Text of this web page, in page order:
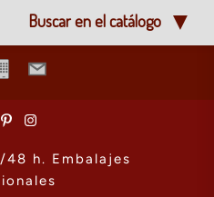
48 h. Embalajes
Buscar en el catálogo